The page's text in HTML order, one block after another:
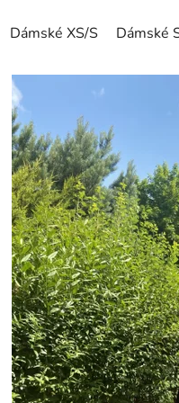
Dámské XS/S Dámské